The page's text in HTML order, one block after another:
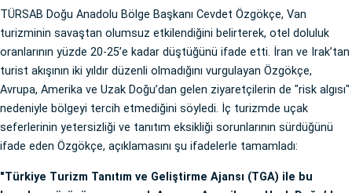
TÜRSAB Doğu Anadolu Bölge Başkanı Cevdet Özgökçe, Van
turizminin savaştan olumsuz etkilendiğini belirterek, otel doluluk
oranlarının yüzde 20-25’e kadar düştüğünü ifade etti. İran ve Irak’tan
turist akışının iki yıldır düzenli olmadığını vurgulayan Özgökçe,
Avrupa, Amerika ve Uzak Doğu’dan gelen ziyaretçilerin de "risk algısı"
nedeniyle bölgeyi tercih etmediğini söyledi. İç turizmde uçak
seferlerinin yetersizliği ve tanıtım eksikliği sorunlarının sürdüğünü
ifade eden Özgökçe, açıklamasını şu ifadelerle tamamladı:
"Türkiye Turizm Tanıtım ve Geliştirme Ajansı (TGA) ile bu